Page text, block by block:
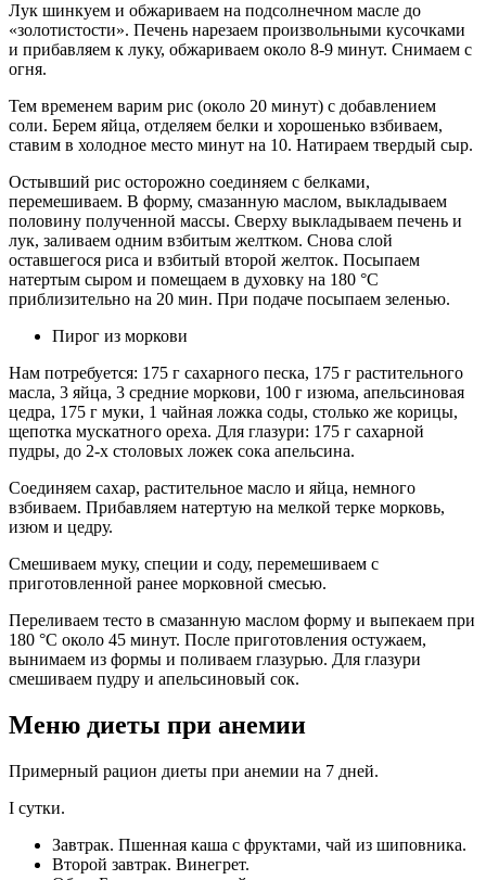
Лук шинкуем и обжариваем на подсолнечном масле до
«золотистости». Печень нарезаем произвольными кусочками
и прибавляем к луку, обжариваем около 8-9 минут. Снимаем с
огня.
Тем временем варим рис (около 20 минут) с добавлением
соли. Берем яйца, отделяем белки и хорошенько взбиваем,
ставим в холодное место минут на 10. Натираем твердый сыр.
Остывший рис осторожно соединяем с белками,
перемешиваем. В форму, смазанную маслом, выкладываем
половину полученной массы. Сверху выкладываем печень и
лук, заливаем одним взбитым желтком. Снова слой
оставшегося риса и взбитый второй желток. Посыпаем
натертым сыром и помещаем в духовку на 180 °C
приблизительно на 20 мин. При подаче посыпаем зеленью.
Пирог из моркови
Нам потребуется: 175 г сахарного песка, 175 г растительного
масла, 3 яйца, 3 средние моркови, 100 г изюма, апельсиновая
цедра, 175 г муки, 1 чайная ложка соды, столько же корицы,
щепотка мускатного ореха. Для глазури: 175 г сахарной
пудры, до 2-х столовых ложек сока апельсина.
Соединяем сахар, растительное масло и яйца, немного
взбиваем. Прибавляем натертую на мелкой терке морковь,
изюм и цедру.
Смешиваем муку, специи и соду, перемешиваем с
приготовленной ранее морковной смесью.
Переливаем тесто в смазанную маслом форму и выпекаем при
180 °C около 45 минут. После приготовления остужаем,
вынимаем из формы и поливаем глазурью. Для глазури
смешиваем пудру и апельсиновый сок.
Меню диеты при анемии
Примерный рацион диеты при анемии на 7 дней.
I сутки.
Завтрак. Пшенная каша с фруктами, чай из шиповника.
Второй завтрак. Винегрет.